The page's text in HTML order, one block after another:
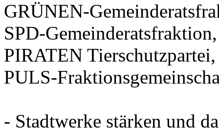
GRÜNEN-
SPD-
PIRATEN Tierschutzpartei,
PULS-
- Stadtwerke stärken und